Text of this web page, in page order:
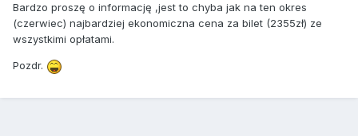
Bardzo proszę o informację ,jest to chyba jak na ten okres
(czerwiec) najbardziej ekonomiczna cena za bilet (2355zł) ze
wszystkimi opłatami.
Pozdr.